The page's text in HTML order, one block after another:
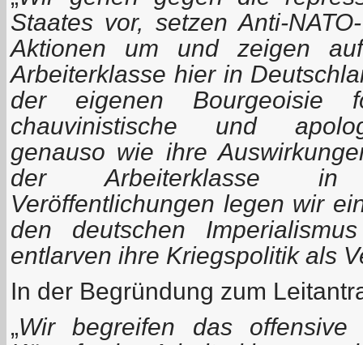
Staates vor, setzen Anti-
Aktionen um und zeigen
Arbeiterklasse hier in
der eigenen Bourgeoisie
chauvinistische und
genauso wie ihre
der Arbeiterklasse in
Veröffentlichungen legen wir
den deutschen
entlarven ihre Kriegspolitik als
In der Begründung zum
„Wir begreifen das